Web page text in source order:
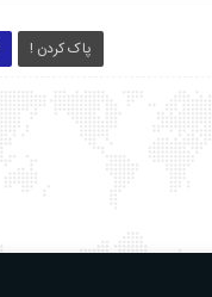
پاک کردن !